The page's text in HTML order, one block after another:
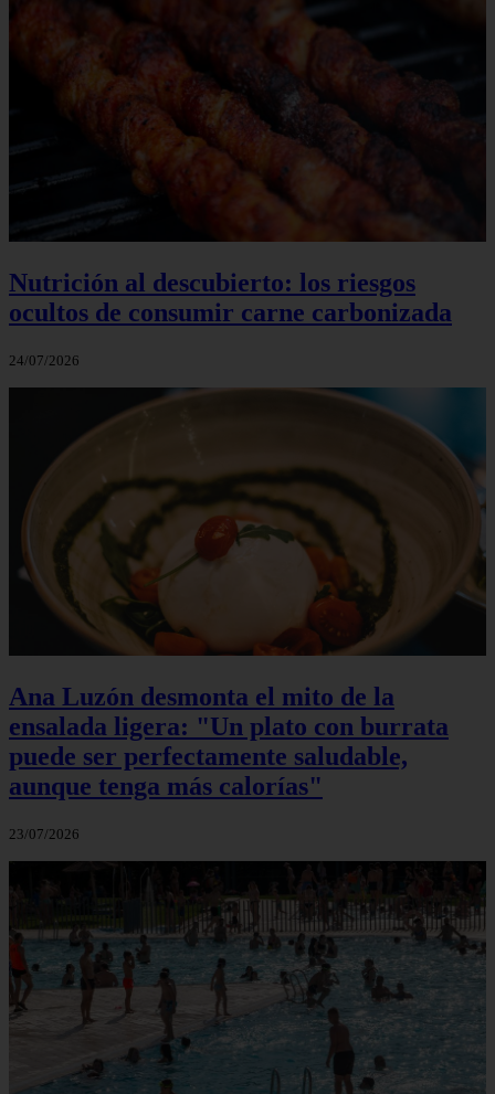
Nutrición al descubierto: los riesgos
ocultos de consumir carne carbonizada
24/07/2026
Ana Luzón desmonta el mito de la
ensalada ligera: "Un plato con burrata
puede ser perfectamente saludable,
aunque tenga más calorías"
23/07/2026